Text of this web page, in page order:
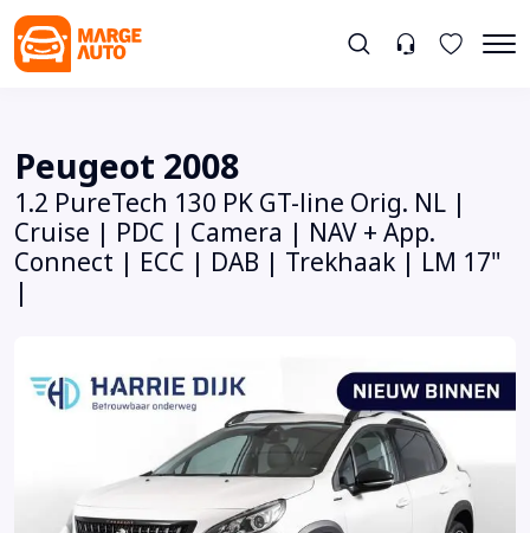
Peugeot 2008
1.2 PureTech 130 PK GT-line Orig. NL |
Cruise | PDC | Camera | NAV + App.
Connect | ECC | DAB | Trekhaak | LM 17"
|